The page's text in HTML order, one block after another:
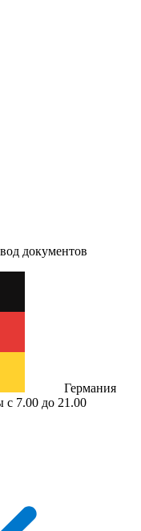
документов
Германия
с 7.00 до 21.00